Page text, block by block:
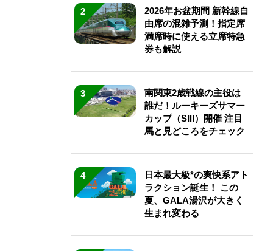
2
2026年お盆期間 新幹線自
由席の混雑予測！指定席
満席時に使える立席特急
券も解説
3
南関東2歳戦線の主役は
誰だ！ルーキーズサマー
カップ（SIII）開催 注目
馬と見どころをチェック
4
日本最大級*の爽快系アト
ラクション誕生！ この
夏、GALA湯沢が大きく
生まれ変わる